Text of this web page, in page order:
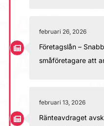
februari 26, 2026
Företagslån –
småföretagare att
februari 13, 2026
Ränteavdraget